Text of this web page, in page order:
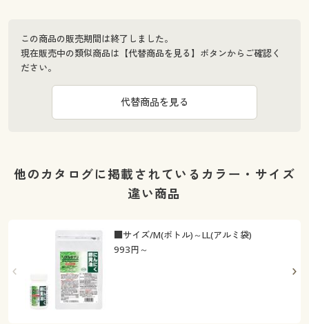
この商品の販売期間は終了しました。
現在販売中の類似商品は【代替商品を見る】ボタンからご確認く
ださい。
代替商品を見る
他のカタログに掲載されているカラー・サイズ
違い商品
993円～
■サイズ/M(ボトル)～LL(アルミ袋)